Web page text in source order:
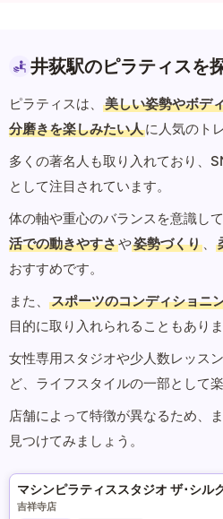
井荻駅のピラティスを
ピラティスは、 美しい姿勢やボデ
分磨きを楽しみたい人に人気のト
多くの著名人も取り入れており、
として注目されています。
体の軸や重心のバランスを意識し
活での動きやすさや姿勢づくり 、
おすすめです。
また、
スポーツのコンディショニ
目的に取り入れられることもありま
女性専用スタジオや少人数レッス
ど、ライフスタイルの一部として
店舗によって特徴が異なるため、
見つけてみましょう。
吉祥寺店